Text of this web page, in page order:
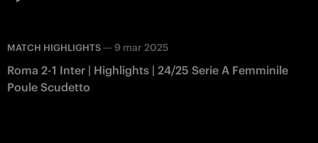
MATCH HIGHLIGHTS — 9 mar 2025
Roma 2-1 Inter | Highlights | 24/25 Serie A Femminile
Poule Scudetto